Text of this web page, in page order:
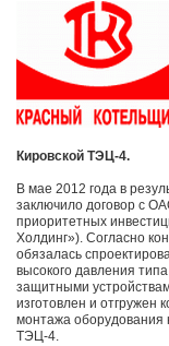
Кировской ТЭЦ-4.
В мае 2012 года в
заключило договор с
приоритетных
Холдинг»). Согласно
обязалась
высокого давления
защитными
изготовлен и отгружен
монтажа оборудования
ТЭЦ-4.